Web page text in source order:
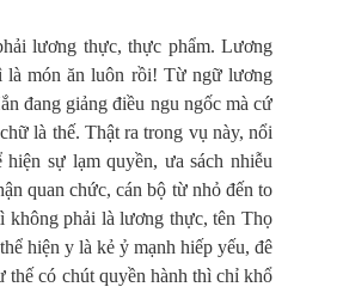
lương thực, thực phẩm. Lương
là món ăn luôn rồi! Từ ngữ lương
đang giảng điều ngu ngốc mà cứ
là thế. Thật ra trong vụ này, nổi
sự lạm quyền, ưa sách nhiễu
quan chức, cán bộ từ nhỏ đến to
không phải là lương thực, tên Thọ
hiện y là kẻ ỷ mạnh hiếp yếu, đê
thế có chút quyền hành thì chỉ khổ